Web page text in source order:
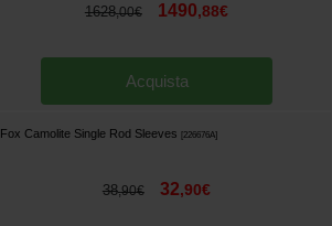
1628,00€ 1490,88€
Acquista
Fox Camolite Single Rod Sleeves 226676A]
38,90€ 32,90€